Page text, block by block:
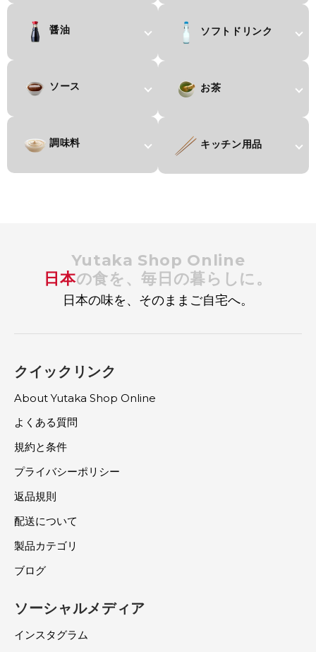
醤油
ソース
調味料
ソフトドリンク
お茶
キッチン用品
Yutaka Shop Online
日本の食を、毎日の暮らしに。
日本の味を、そのままご自宅へ。
クイックリンク
About Yutaka Shop Online
よくある質問
規約と条件
プライバシーポリシー
返品規則
配送について
製品カテゴリ
ブログ
ソーシャルメディア
インスタグラム